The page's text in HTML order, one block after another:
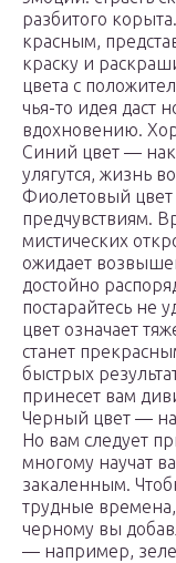
разбитого
красным,
краску и
цвета с
чья-то идея даст
вдохновению.
Синий цвет —
улягутся, жизнь
Фиолетовый цвет
предчувствиям.
мистических
ожидает
достойно
постарайтесь не
цвет означает
станет
быстрых
принесет вам
Черный цвет —
Но вам следует
многому научат
закаленным.
трудные времена,
черному вы
— например,